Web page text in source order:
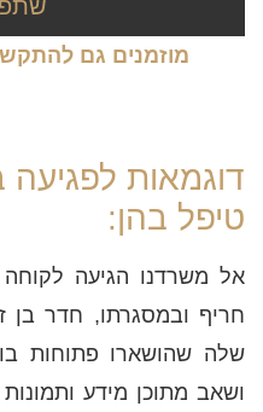
מוזמנים גם
דוגמאות
טיפל בהן:
אל משרדנו הגיעה
חריף ובמסגרתו, חדר בן
ושאב מתוכן מידע